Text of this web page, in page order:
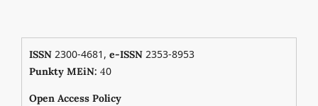
ISSN2300-4681, e-ISSN2353-8953
Punkty MEiN: 40
Open Access Policy